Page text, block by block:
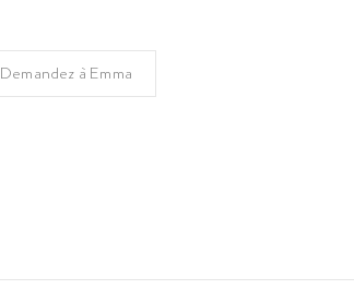
Demandez à Emma